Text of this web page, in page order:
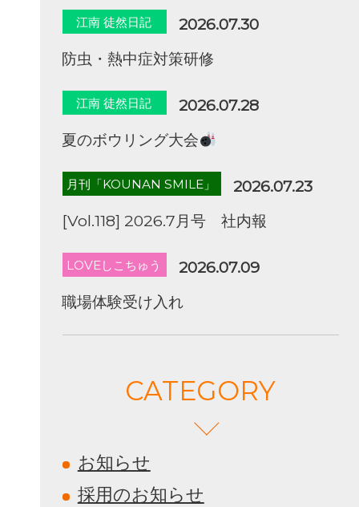
江南 徒然日記
2026.07.30
防虫・熱中症対策研修
江南 徒然日記
2026.07.28
夏のボウリング大会
月刊「KOUNAN SMILE」
2026.07.23
[Vol.118] 2026.7月号 社内報
LOVEしこちゅう
2026.07.09
職場体験受け入れ
CATEGORY
お知らせ
採用のお知らせ